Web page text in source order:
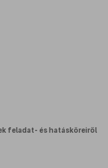
feladat- és hatásköreiről